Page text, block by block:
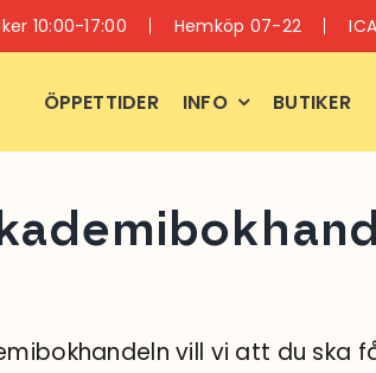
10:00-17:00 Hemköp 07-22
ÖPPETTIDER INFO BUTIKER
vill vi att du ska